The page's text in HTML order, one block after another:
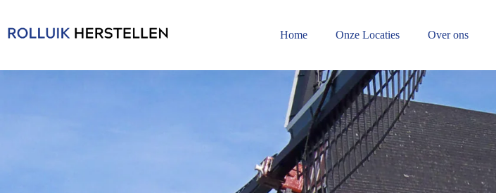
Home Onze Locaties Over ons